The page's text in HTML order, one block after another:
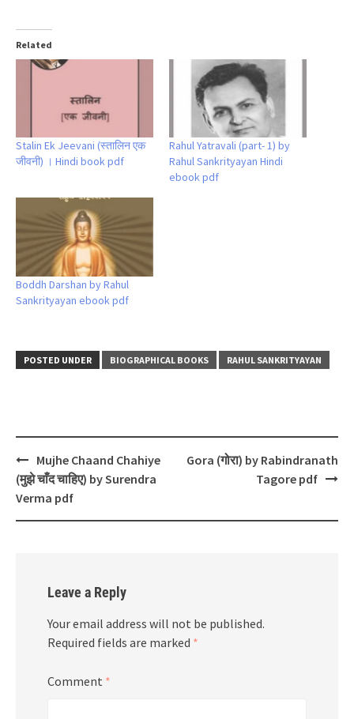
Related
Stalin Ek Jeevani (स्तालिन एक
जीवनी) । Hindi book pdf
Rahul Yatravali (part- 1) by
Rahul Sankrityayan Hindi
ebook pdf
Boddh Darshan by Rahul
Sankrityayan ebook pdf
POSTED UNDER BIOGRAPHICAL BOOKS RAHUL SANKRITYAYAN
Post
navigation
Mujhe Chaand Chahiye
(मुझे चाँद चाहिए) by Surendra
Verma pdf
Gora (गोरा) by Rabindranath
Tagore pdf
Leave a Reply
Your email address will not be published.
Required fields are marked *
Comment *